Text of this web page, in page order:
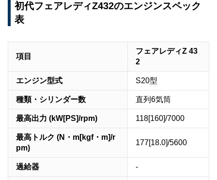
初代フェアレディZ432のエンジンスペック
表
項目
フェアレディZ 43
2
エンジン型式 S20型
種類・シリンダー数 直列6気筒
最高出力 (kW[PS]/rpm) 118[160]/7000
最高トルク (N・m[kgf・m]/r
pm)
177[18.0]/5600
過給器 -